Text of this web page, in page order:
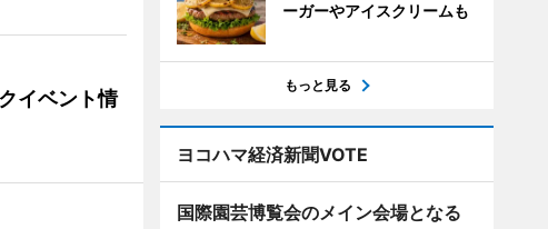
イベント情
ーガーやアイスクリームも
もっと見る
ヨコハマ経済新聞VOTE
国際園芸博覧会のメイン会場となる